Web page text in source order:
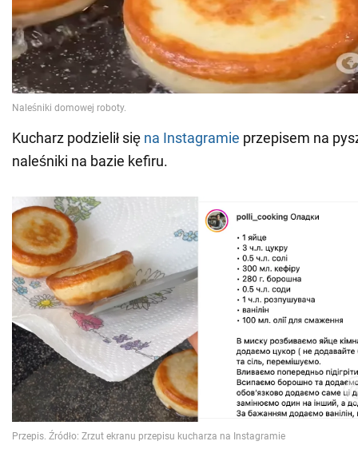
Kucharz podzielił się na Instagramie przepisem na
naleśniki na bazie kefiru.